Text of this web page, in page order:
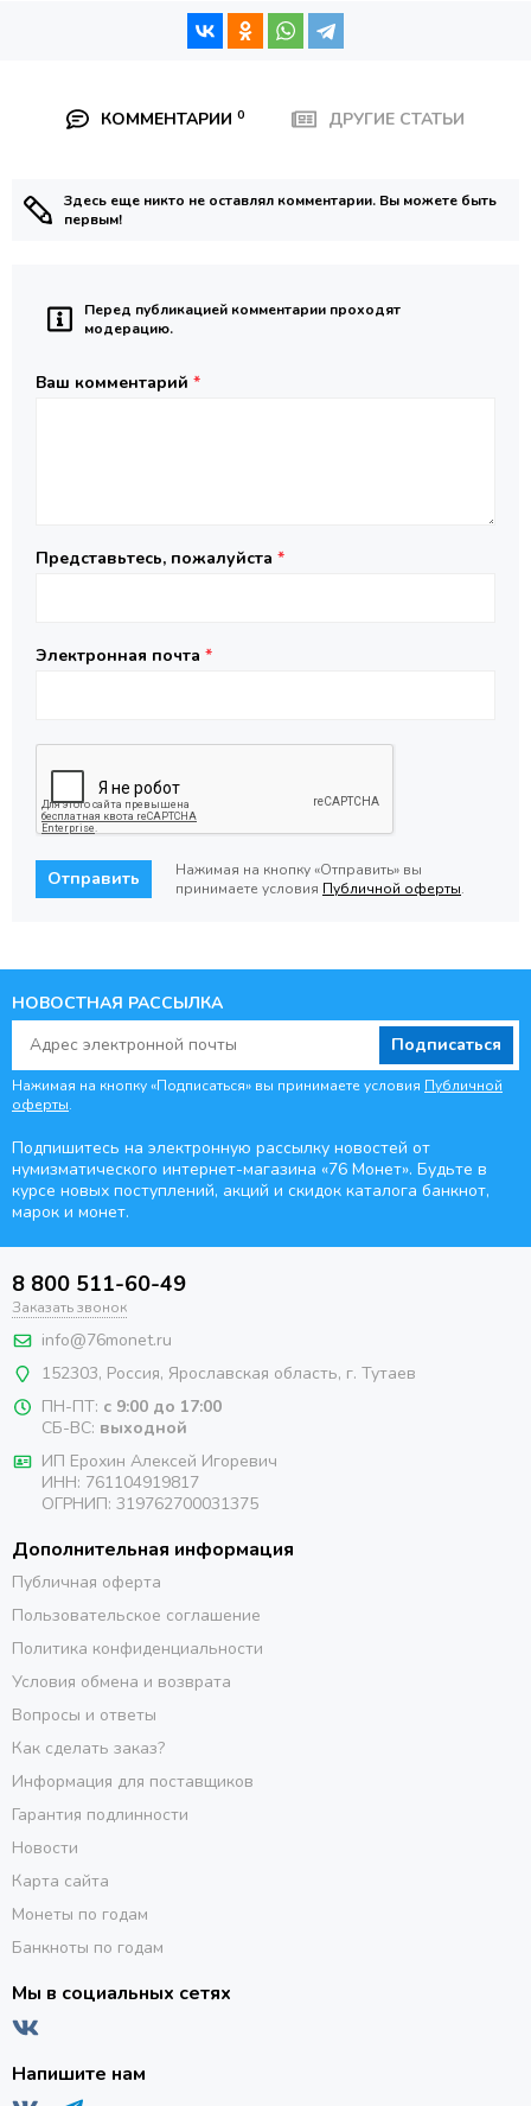
КОММЕНТАРИИ 0 ДРУГИЕ СТАТЬИ
Здесь еще никто не оставлял комментарии. Вы можете быть
первым!
Перед публикацией комментарии проходят
модерацию.
Ваш комментарий *
Представьтесь, пожалуйста *
Электронная почта *
Отправить
Нажимая на кнопку «Отправить» вы
принимаете условия Публичной оферты.
НОВОСТНАЯ РАССЫЛКА
Подписаться
Нажимая на кнопку «Подписаться» вы принимаете условия Публичной
оферты.
Подпишитесь на электронную рассылку новостей от
нумизматического интернет-магазина «76 Монет». Будьте в
курсе новых поступлений, акций и скидок каталога банкнот,
марок и монет.
8 800 511-60-49
Заказать звонок
info@76monet.ru
152303, Россия, Ярославская область, г. Тутаев
ПН-ПТ: с 9:00 до 17:00
СБ-ВС: выходной
ИП Ерохин Алексей Игоревич
ИНН: 761104919817
ОГРНИП: 319762700031375
Дополнительная информация
Публичная оферта
Пользовательское соглашение
Политика конфиденциальности
Условия обмена и возврата
Вопросы и ответы
Как сделать заказ?
Информация для поставщиков
Гарантия подлинности
Новости
Карта сайта
Монеты по годам
Банкноты по годам
Мы в социальных сетях
Напишите нам